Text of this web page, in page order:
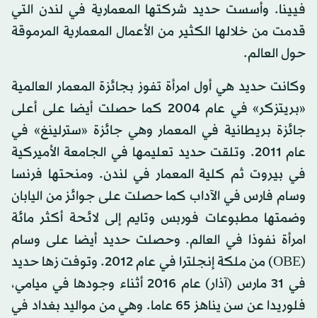
فيينا. وأسست حديد شركتها المعمارية في لندن التي
قدمت من خلالها الكثير من الأعمال المعمارية المرموقة
حول العالم.
وكانت حديد هي أول امرأة تفوز بجائزة المعمار العالمية
«بريتزكر» في عام 2004 كما حصلت أيضا على أعلى
جائزة بريطانية في المعمار وهي جائزة «سترلينغ» في
عام 2011. وتلقت حديد تعليمها في الجامعة الأميركية
في بيروت ثم كلية المعمار في لندن. ومنحتها فرنسا
وسام فارس في الآداب كما حصلت على جوائز من اليابان
وضمتها مطبوعات فوربس وتايم إلى لائحة أكثر مائة
امرأة نفوذا في العالم. وحصلت حديد أيضا على وسام
(OBE) من ملكة إنجلترا في عام 2012. وتوفت زها حديد
في 31 مارس (آذار) عام 2016 أثناء وجودها في ميامي،
فلوريدا عن سن يناهز 65 عاما. وهي من مواليد بغداد في